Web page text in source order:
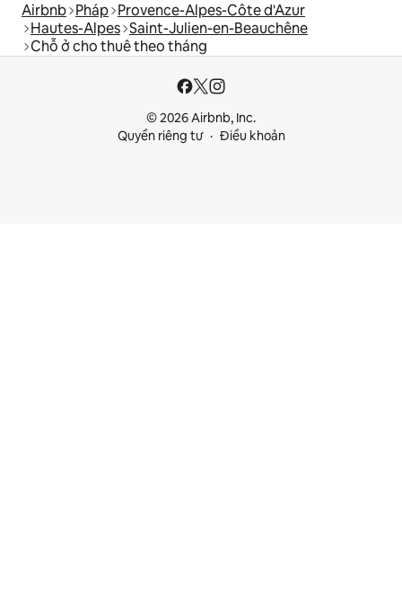
Airbnb Pháp Provence-Alpes-Côte d'Azur
Hautes-Alpes Saint-Julien-en-Beauchêne
Chỗ ở cho thuê theo tháng
© 2026 Airbnb, Inc.
Quyền riêng tư
Điều khoản